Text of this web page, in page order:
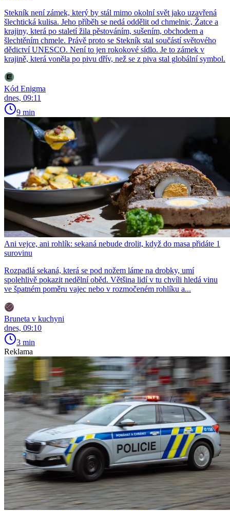
Stekník není zámek, který by stál mimo okolní svět jako uzavřená
šlechtická kulisa. Jeho příběh se nedá oddělit od chmelnic, Žatce a
krajiny, která po staletí žila pěstováním, sušením, obchodem a
šlechtěním chmele. Právě proto se Stekník stal součástí světového
dědictví UNESCO. Není to jen rokokové sídlo. Je to zámek v
krajině, která voněla po pivu dřív, než se z piva stal globální symbol.
Kód Enigma
dnes, 09:11
9 min
Ani vejce, ani rohlík: sekaná nebude drolit, když do masa přidáte 1
surovinu
Rozpadlá sekaná, která se pod nožem láme na drobky, umí
spolehlivě pokazit nedělní oběd. Většina lidí v tu chvíli hledá vinu
ve špatném poměru vajec nebo v rozmočeném rohlíku a...
Bruneta v kuchyni
dnes, 09:10
3 min
Reklama